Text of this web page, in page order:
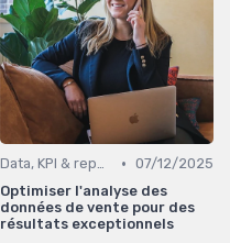
Data, KPI & reporting commercial • 07/12/2025
Optimiser l'analyse des
données de vente pour des
résultats exceptionnels